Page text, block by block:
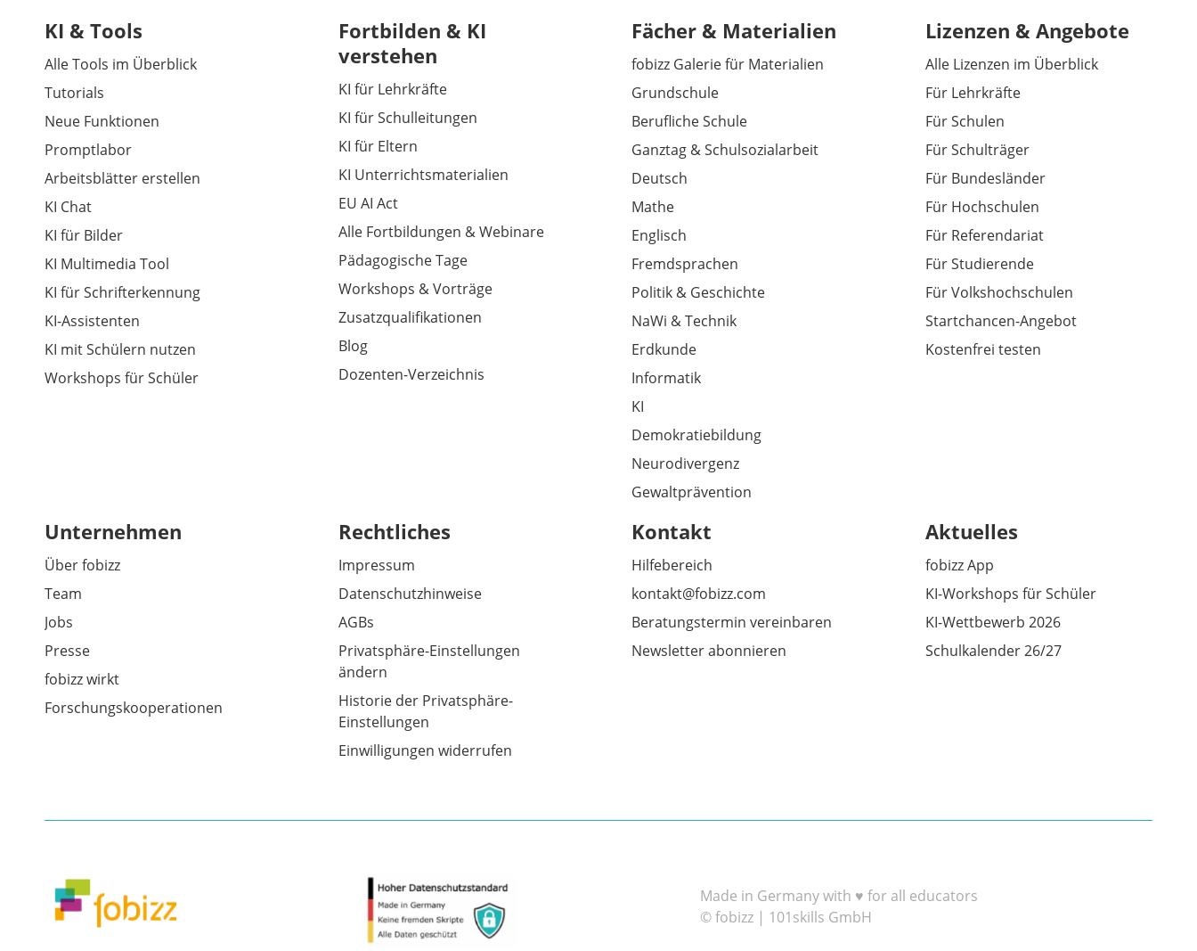
KI & Tools
Alle Tools im Überblick
Tutorials
Neue Funktionen
Promptlabor
Arbeitsblätter erstellen
KI Chat
KI für Bilder
KI Multimedia Tool
KI für Schrifterkennung
KI-Assistenten
KI mit Schülern nutzen
Workshops für Schüler
Fortbilden & KI
verstehen
KI für Lehrkräfte
KI für Schulleitungen
KI für Eltern
KI Unterrichtsmaterialien
EU AI Act
Alle Fortbildungen & Webinare
Pädagogische Tage
Workshops & Vorträge
Zusatzqualifikationen
Blog
Dozenten-Verzeichnis
Fächer & Materialien
fobizz Galerie für Materialien
Grundschule
Berufliche Schule
Ganztag & Schulsozialarbeit
Deutsch
Mathe
Englisch
Fremdsprachen
Politik & Geschichte
NaWi & Technik
Erdkunde
Informatik
KI
Demokratiebildung
Neurodivergenz
Gewaltprävention
Lizenzen & Angebote
Alle Lizenzen im Überblick
Für Lehrkräfte
Für Schulen
Für Schulträger
Für Bundesländer
Für Hochschulen
Für Referendariat
Für Studierende
Für Volkshochschulen
Startchancen-Angebot
Kostenfrei testen
Unternehmen
Über fobizz
Team
Jobs
Presse
fobizz wirkt
Forschungskooperationen
Rechtliches
Impressum
Datenschutzhinweise
AGBs
Privatsphäre-Einstellungen
ändern
Historie der Privatsphäre-
Einstellungen
Einwilligungen widerrufen
Kontakt
Hilfebereich
kontakt@fobizz.com
Beratungstermin vereinbaren
Newsletter abonnieren
Aktuelles
fobizz App
KI-Workshops für Schüler
KI-Wettbewerb 2026
Schulkalender 26/27
Made in Germany with ♥ for all educators
© fobizz | 101skills GmbH